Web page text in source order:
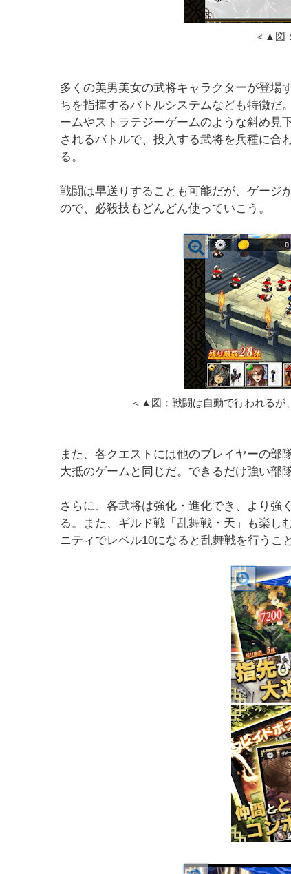
＜▲図
多くの美男美女の武将キャラクターが登場
ちを指揮するバトルシステムなども特徴だ
ームやストラテジーゲームのような斜め見
されるバトルで、投入する武将を兵種に合
る。
戦闘は早送りすることも可能だが、ゲージ
ので、必殺技もどんどん使っていこう。
＜▲図：戦闘は自動で行われるが
また、各クエストには他のプレイヤーの部
大抵のゲームと同じだ。できるだけ強い部
さらに、各武将は強化・進化でき、より強
る。また、ギルド戦「乱舞戦・天」も楽し
ニティでレベル10になると乱舞戦を行うこ